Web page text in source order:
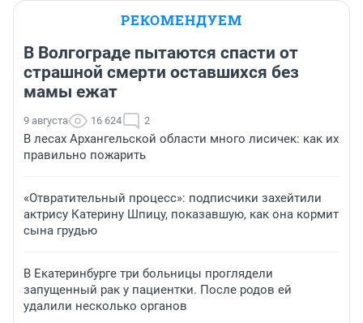
РЕКОМЕНДУЕМ
В Волгограде пытаются спасти от
страшной смерти оставшихся без
мамы ежат
9 августа 16 624 2
В лесах Архангельской области много лисичек: как их
правильно пожарить
«Отвратительный процесс»: подписчики захейтили
актрису Катерину Шпицу, показавшую, как она кормит
сына грудью
В Екатеринбурге три больницы проглядели
запущенный рак у пациентки. После родов ей
удалили несколько органов